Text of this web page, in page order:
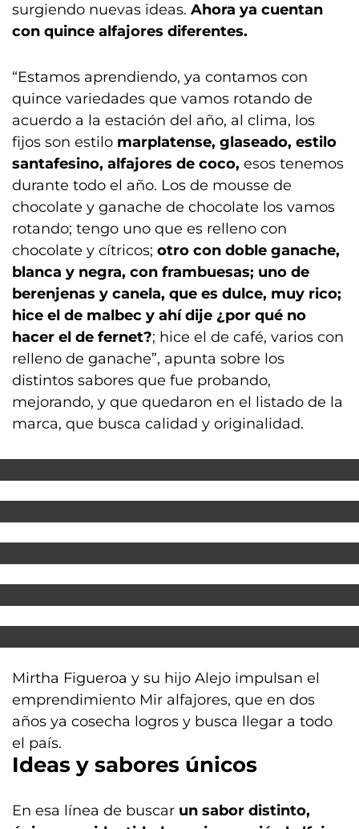
surgiendo nuevas ideas. Ahora ya cuentan
con quince alfajores diferentes.
“Estamos aprendiendo, ya contamos con
quince variedades que vamos rotando de
acuerdo a la estación del año, al clima, los
fijos son estilo marplatense, glaseado, estilo
santafesino, alfajores de coco, esos tenemos
durante todo el año. Los de mousse de
chocolate y ganache de chocolate los vamos
rotando; tengo uno que es relleno con
chocolate y cítricos; otro con doble ganache,
blanca y negra, con frambuesas; uno de
berenjenas y canela, que es dulce, muy rico;
hice el de malbec y ahí dije ¿por qué no
hacer el de fernet?; hice el de café, varios con
relleno de ganache”, apunta sobre los
distintos sabores que fue probando,
mejorando, y que quedaron en el listado de la
marca, que busca calidad y originalidad.
Mirtha Figueroa y su hijo Alejo impulsan el
emprendimiento Mir alfajores, que en dos
años ya cosecha logros y busca llegar a todo
el país.
Ideas y sabores únicos
En esa línea de buscar un sabor distinto,